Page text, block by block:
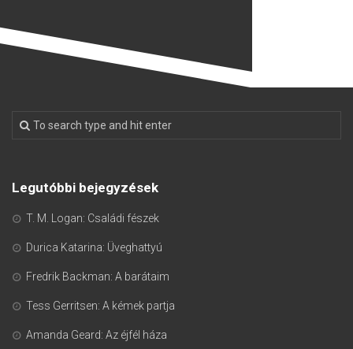
Legutóbbi bejegyzések
T. M. Logan: Családi fészek
Durica Katarina: Üveghattyú
Fredrik Backman: A barátaim
Tess Gerritsen: A kémek partja
Amanda Geard: Az éjfél háza